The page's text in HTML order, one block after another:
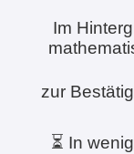
Im
zur
⏳ In